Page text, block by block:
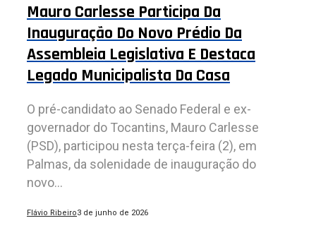
Mauro Carlesse Participa Da
Inauguração Do Novo Prédio Da
Assembleia Legislativa E Destaca
Legado Municipalista Da Casa
O pré-candidato ao Senado Federal e ex-
governador do Tocantins, Mauro Carlesse
(PSD), participou nesta terça-feira (2), em
Palmas, da solenidade de inauguração do
novo...
Flávio Ribeiro3 de junho de 2026